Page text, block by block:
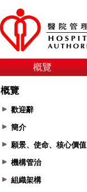
概覽
概覽
歡迎辭
簡介
願景、使命、核心價值
機構管治
組織架構